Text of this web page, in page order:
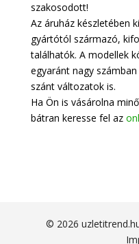
szakosodott!
Az áruház készletében
gyártótól származó,
találhatók. A modellek
egyaránt nagy
szánt változatok is.
Ha Ön is vásárolna
bátran keresse fel az
© 2026